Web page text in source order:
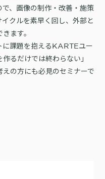
サポート
× 電話連携
ボイスボット
VoC活用
一覧を見る
、画像の制作・改善・施策
クルを素早く回し、外部と
ます。
に課題を抱えるKARTEユー
るだけでは終わらない」
の方にも必見のセミナーで